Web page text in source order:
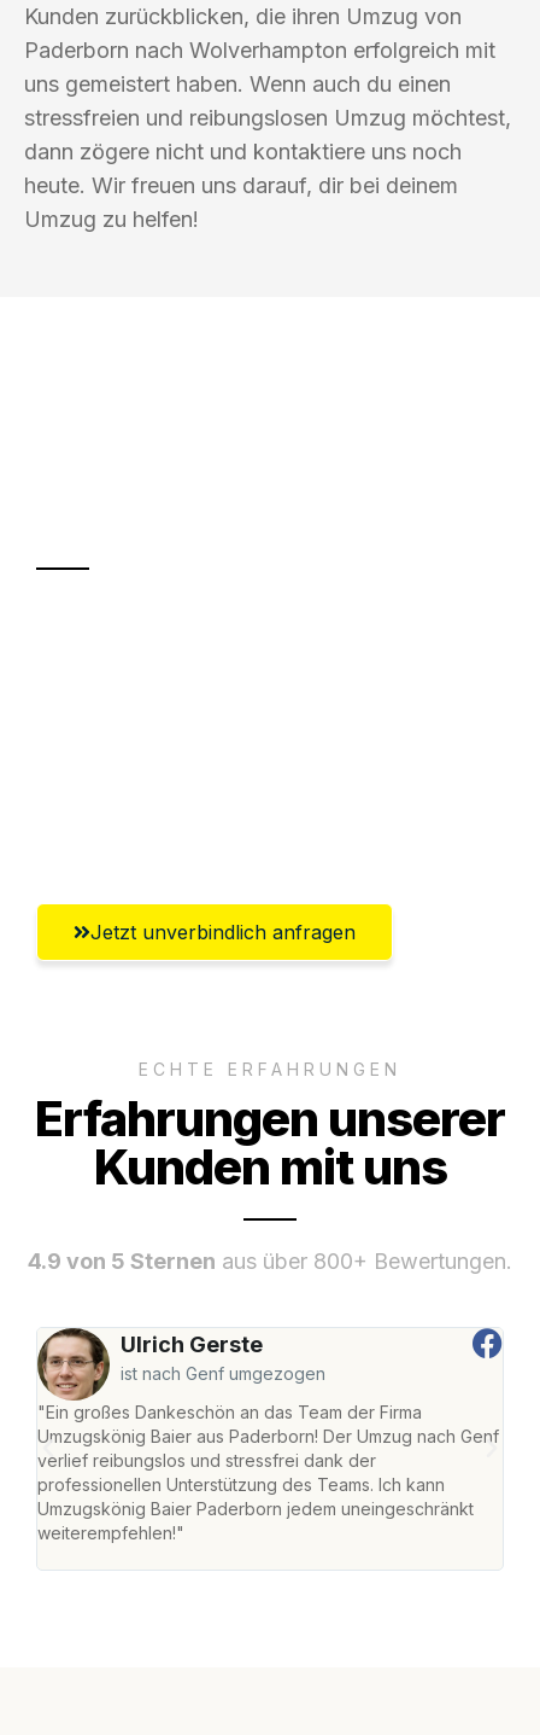
Kunden zurückblicken, die ihren Umzug von
Paderborn nach Wolverhampton erfolgreich mit
uns gemeistert haben. Wenn auch du einen
stressfreien und reibungslosen Umzug möchtest,
dann zögere nicht und kontaktiere uns noch
heute. Wir freuen uns darauf, dir bei deinem
Umzug zu helfen!
Jetzt unverbindlich anfragen
ECHTE ERFAHRUNGEN
Erfahrungen unserer
Kunden mit uns
4.9 von 5 Sternen aus über 800+ Bewertungen.
Ulrich Gerste
ist nach Genf umgezogen
"Ein großes Dankeschön an das Team der Firma
Umzugskönig Baier aus Paderborn! Der Umzug nach Genf
verlief reibungslos und stressfrei dank der
professionellen Unterstützung des Teams. Ich kann
Umzugskönig Baier Paderborn jedem uneingeschränkt
weiterempfehlen!"